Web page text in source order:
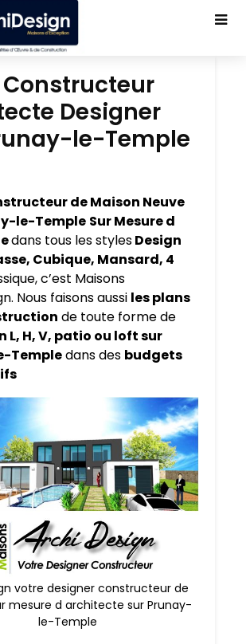
Designer
le-Temple
de Maison Neuve
le-Temple Sur Mesure d
dans tous les stylesDesign
Cubique, Mansard, 4
c’est Maisons
Nous faisons aussi les plans
de toute forme de
L, H, V, patio ou loft sur
Templedans des budgets
votre designer constructeur de
mesure d architecte sur Prunay-
le-Temple